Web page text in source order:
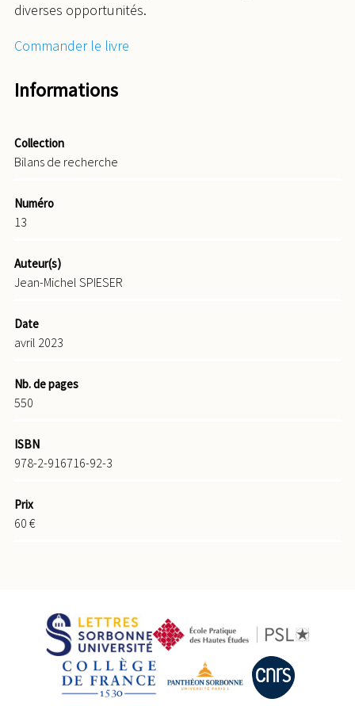
diverses opportunités.
Commander le livre
Informations
Collection
Bilans de recherche
Numéro
13
Auteur(s)
Jean-Michel SPIESER
Date
avril 2023
Nb. de pages
550
ISBN
978-2-916716-92-3
Prix
60 €